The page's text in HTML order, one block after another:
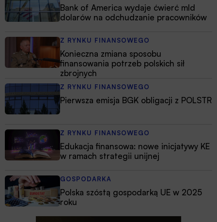
Bank of America wydaje ćwierć mld
dolarów na odchudzanie pracowników
Z RYNKU FINANSOWEGO
Konieczna zmiana sposobu
finansowania potrzeb polskich sił
zbrojnych
Z RYNKU FINANSOWEGO
Pierwsza emisja BGK obligacji z POLSTR
Z RYNKU FINANSOWEGO
Edukacja finansowa: nowe inicjatywy KE
w ramach strategii unijnej
GOSPODARKA
Polska szóstą gospodarką UE w 2025
roku